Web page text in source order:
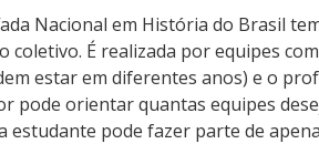
Nacional em História do Brasil
coletivo. É realizada por equipes
estar em diferentes anos) e o
pode orientar quantas equipes
estudante pode fazer parte de